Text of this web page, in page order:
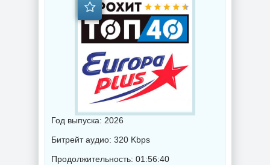
Год выпуска: 2026
Битрейт аудио: 320 Kbps
Продолжительность: 01:56:40